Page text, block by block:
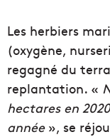
Les herbiers
(oxygène,
regagné du
replantation. «
hectares en
année», se